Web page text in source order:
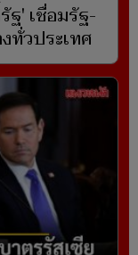
ฐ' เชื่อมรัฐ-
ทั่วประเทศ